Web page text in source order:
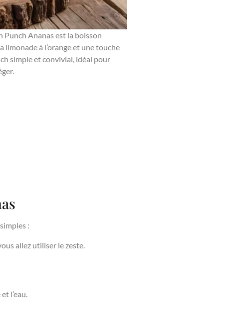
Punch Ananas est la boisson
limonade à l’orange et une touche
simple et convivial, idéal pour
:
allez utiliser le zeste.
l’eau.